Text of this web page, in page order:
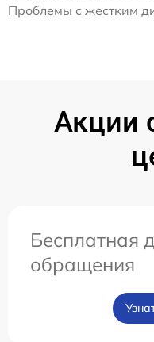
Проблемы с жестким
Акции
Бесплатная
обращения